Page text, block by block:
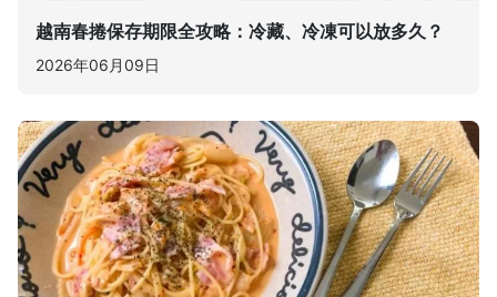
越南春捲保存期限全攻略：冷藏、冷凍可以放多久？
2026年06月09日